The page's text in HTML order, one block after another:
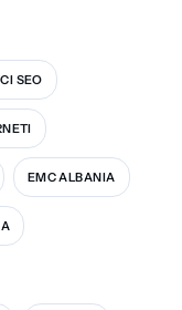
SEO
EMC ALBANIA